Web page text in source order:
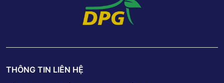
THÔNG TIN LIÊN HỆ